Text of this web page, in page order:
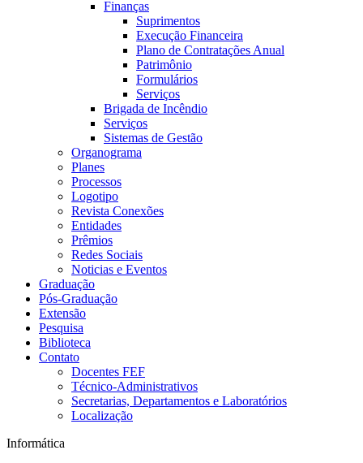
Finanças
Suprimentos
Execução Financeira
Plano de Contratações Anual
Patrimônio
Formulários
Serviços
Brigada de Incêndio
Serviços
Sistemas de Gestão
Organograma
Planes
Processos
Logotipo
Revista Conexões
Entidades
Prêmios
Redes Sociais
Noticias e Eventos
Graduação
Pós-Graduação
Extensão
Pesquisa
Biblioteca
Contato
Docentes FEF
Técnico-Administrativos
Secretarias, Departamentos e Laboratórios
Localização
Informática